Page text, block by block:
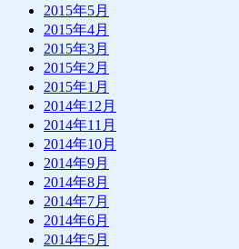
2015年5月
2015年4月
2015年3月
2015年2月
2015年1月
2014年12月
2014年11月
2014年10月
2014年9月
2014年8月
2014年7月
2014年6月
2014年5月